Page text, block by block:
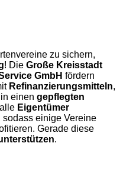
zu sichern,
! Die Große Kreisstadt
GmbH fördern
Refinanzierungsmitteln,
einen gepflegten
Eigentümer
sodass einige Vereine
Gerade diese
.